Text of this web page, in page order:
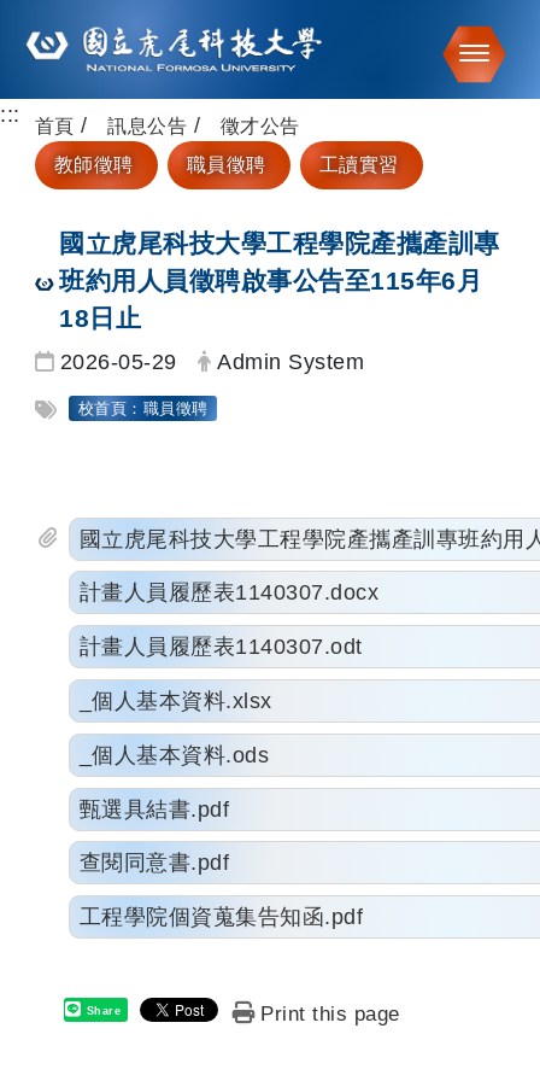
跳到主要內容
::: 首頁 訊息公告
徵才公告
教師徵聘
職員徵聘 工讀實習
國立虎尾科技大學工程學院產攜產訓專
班約用人員徵聘啟事公告至115年6月
18日止
日期：
2026-05-29 發布者：
Admin System
標籤：
校首頁：職員徵聘
國立虎尾科技大學工程學院產攜產訓專班約用
計畫人員履歷表1140307.docx
計畫人員履歷表1140307.odt
_個人基本資料.xlsx
_個人基本資料.ods
甄選具結書.pdf
查閱同意書.pdf
工程學院個資蒐集告知函.pdf
Share Print this page